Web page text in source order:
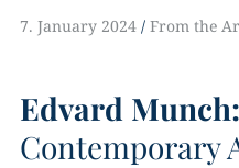
7. January 2024 From the
Edvard Munch:
Contemporary